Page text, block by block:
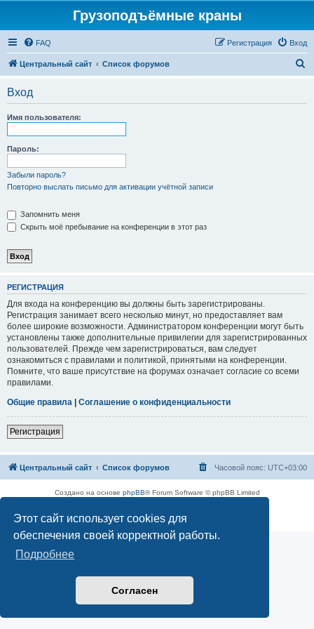
Этот сайт использует cookies для
обеспечения своей корректной работы.
Подробнее
Согласен
Грузоподъёмные краны
FAQ Вход
Регистрация
Центральный сайт Список форумов
Вход
Имя пользователя:
Пароль:
Забыли пароль?
Повторно выслать письмо для активации учётной записи
Запомнить меня
Скрыть моё пребывание на конференции в этот раз
РЕГИСТРАЦИЯ
Для входа на конференцию вы должны быть зарегистрированы.
Регистрация занимает всего несколько минут, но предоставляет вам
более широкие возможности. Администратором конференции могут быть
установлены также дополнительные привилегии для зарегистрированных
пользователей. Прежде чем зарегистрироваться, вам следует
ознакомиться с правилами и политикой, принятыми на конференции.
Помните, что ваше присутствие на форумах означает согласие со всеми
правилами.
Общие правила | Соглашение о конфиденциальности
Регистрация
Центральный сайт Список форумов Часовой пояс: UTC+03:00
Создано на основе phpBB® Forum Software © phpBB Limited
Конфиденциальность|Правила